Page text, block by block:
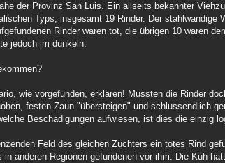
der Provinz San Luis. Ein allseits bekannter
Typs, insgesamt 19 Rinder. Der stahlwandige
Rinder waren tot, die übrigen 10 waren
jedoch im dunkeln.
wie vorgefunden, erklären! Mussten die Rinder
festen Zaun "übersteigen" und schlussendlich
Beschädigungen aufwiesen, ist dies die einzig
Feld des gleichen Züchters ein totes Rind
anderen Regionen gefundenen vor ihm. Die Kuh